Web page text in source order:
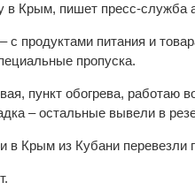
в Крым, пишет пресс-служба
продуктами питания и
пропуска.
пункт обогрева, работаю
– остальные вывели в
в Крым из Кубани перевезли